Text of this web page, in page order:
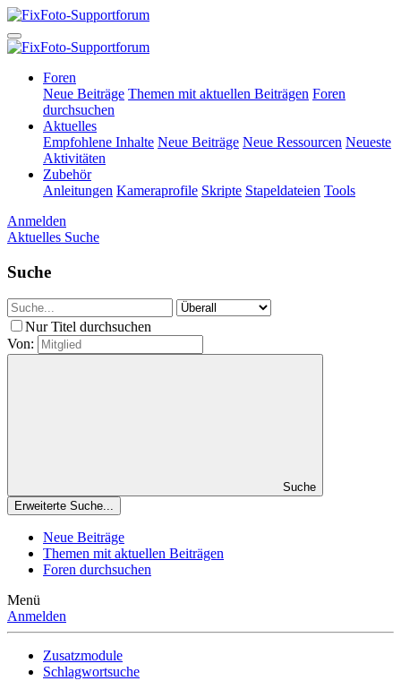
Foren
Neue Beiträge Themen mit aktuellen Beiträgen Foren
durchsuchen
Aktuelles
Empfohlene Inhalte Neue Beiträge Neue Ressourcen Neueste
Aktivitäten
Zubehör
Anleitungen Kameraprofile Skripte Stapeldateien Tools
Anmelden
Aktuelles Suche
Suche
Nur Titel durchsuchen
Von:
Suche
Erweiterte Suche...
Neue Beiträge
Themen mit aktuellen Beiträgen
Foren durchsuchen
Menü
Anmelden
Zusatzmodule
Schlagwortsuche